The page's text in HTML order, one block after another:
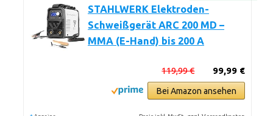
STAHLWERK Elektroden-
Schweißgerät ARC 200 MD –
MMA (E-Hand) bis 200 A
99,99 €
119,99 €
Bei Amazon ansehen